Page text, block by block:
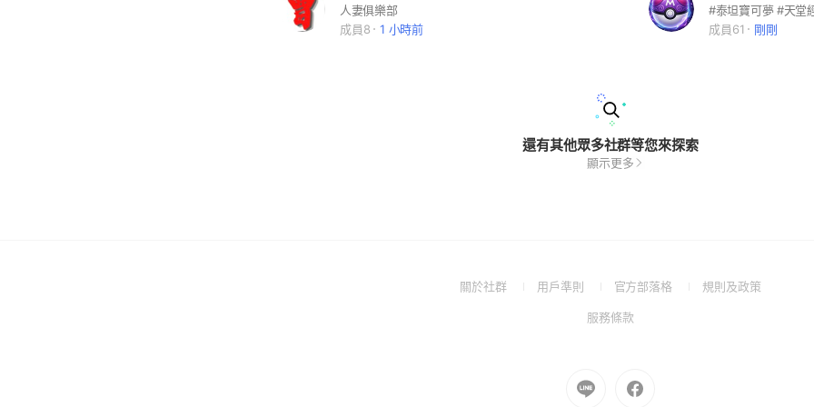
人妻俱樂部
成員8
1 小時前
成員61
剛剛
還有其他眾多社群等您來探索
顯示更多
關於社群
(Open用戶準則
(Open
a
官方部落格
(Open規則及政策(Open
服務條款(Open
window)
Go
to
Go
to